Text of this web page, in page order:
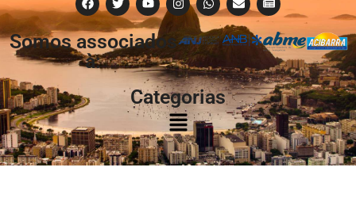
Somos associados
à:
Categorias